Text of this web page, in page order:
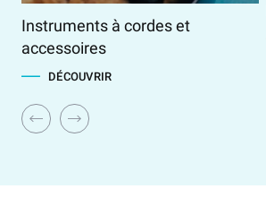
Instruments à cordes et
accessoires
DÉCOUVRIR